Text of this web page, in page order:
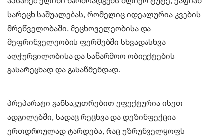
სარეცხ საშუალებას, რომელიც იდეალურია კვების
მრეწველობაში, მეცხოველეობისა და
მეფრინველეობის ფერმებში სხვადასხვა
აღჭურვილობისა და საწარმოო ობიექტების
გასარეცხად და გასაწმენდად.
პრეპარატი განსაკუთრებით ეფექტურია ისეთ
ადგილებში, სადაც რეცხვა და დეზინფექცია
ერთდროულად ტარდება, რაც უზრუნველყოფს